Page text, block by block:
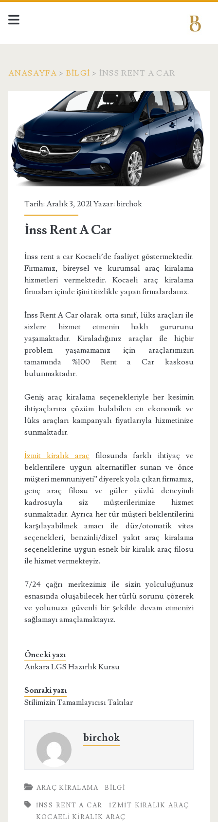
ANASAYFA > BILGI > İNSS RENT A CAR
Tarih: Aralık 3, 2021 Yazar: birchok
İnss Rent A Car
İnss rent a car Kocaeli’de faaliyet göstermektedir.
Firmamız, bireysel ve kurumsal araç kiralama
hizmetleri vermektedir. Kocaeli araç kiralama
firmaları içinde işini titizlikle yapan firmalardanız.
İnss Rent A Car olarak orta sınıf, lüks araçları ile
sizlere hizmet etmenin haklı gururunu
yaşamaktadır. Kiraladığınız araçlar ile hiçbir
problem yaşamamanız için araçlarımızın
tamamında %100 Rent a Car kaskosu
bulunmaktadır.
Geniş araç kiralama seçenekleriyle her kesimin
ihtiyaçlarına çözüm bulabilen en ekonomik ve
lüks araçları kampanyalı fiyatlarıyla hizmetinize
sunmaktadır.
İzmit kiralık araç filosunda farklı ihtiyaç ve
beklentilere uygun alternatifler sunan ve önce
müşteri memnuniyeti” diyerek yola çıkan firmamız,
genç araç filosu ve güler yüzlü deneyimli
kadrosuyla siz müşterilerimize hizmet
sunmaktadır. Ayrıca her tür müşteri beklentilerini
karşılayabilmek amacı ile düz/otomatik vites
seçenekleri, benzinli/dizel yakıt araç kiralama
seçeneklerine uygun esnek bir kiralık araç filosu
ile hizmet vermekteyiz.
7/24 çağrı merkezimiz ile sizin yolculuğunuz
esnasında oluşabilecek her türlü sorunu çözerek
ve yolunuza güvenli bir şekilde devam etmenizi
sağlamayı amaçlamaktayız.
Önceki yazı
Ankara LGS Hazırlık Kursu
Sonraki yazı
Stilimizin Tamamlayıcısı Takılar
birchok
ARAÇ KIRALAMA BILGI
İNSS RENT A CAR
IZMIT KIRALIK ARAÇ
KOCAELI KIRALIK ARAÇ